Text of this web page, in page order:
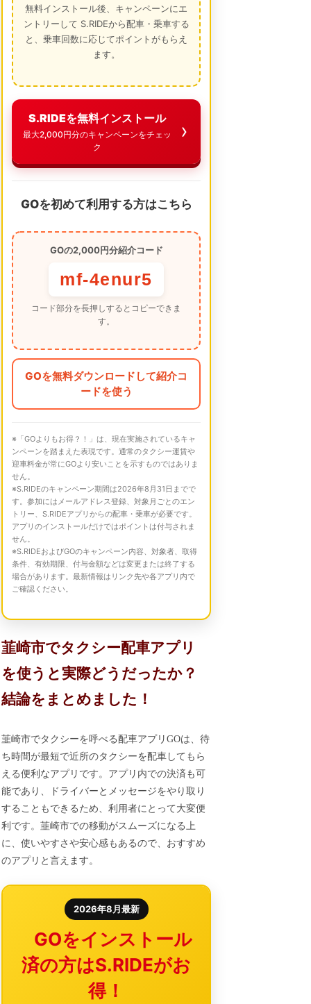
無料インストール後、キャンペーンにエ
ントリーして S.RIDEから配車・乗車する
と、乗車回数に応じてポイントがもらえ
ます。
S.RIDEを無料インストール
最大2,000円分のキャンペーンをチェッ
ク
GOを初めて利用する方はこちら
GOの2,000円分紹介コード
mf-4enur5
コード部分を長押しするとコピーできま
す。
GOを無料ダウンロードして紹介コ
ードを使う
※「GOよりもお得？！」は、現在実施されているキャ
ンペーンを踏まえた表現です。通常のタクシー運賃や
迎車料金が常にGOより安いことを示すものではありま
せん。
※S.RIDEのキャンペーン期間は2026年8月31日までで
す。参加にはメールアドレス登録、対象月ごとのエン
トリー、S.RIDEアプリからの配車・乗車が必要です。
アプリのインストールだけではポイントは付与されま
せん。
※S.RIDEおよびGOのキャンペーン内容、対象者、取得
条件、有効期限、付与金額などは変更または終了する
場合があります。最新情報はリンク先や各アプリ内で
ご確認ください。
韮崎市でタクシー配車アプリ
を使うと実際どうだったか？
結論をまとめました！
韮崎市でタクシーを呼べる配車アプリGOは、待
ち時間が最短で近所のタクシーを配車してもら
える便利なアプリです。アプリ内での決済も可
能であり、ドライバーとメッセージをやり取り
することもできるため、利用者にとって大変便
利です。韮崎市での移動がスムーズになる上
に、使いやすさや安心感もあるので、おすすめ
のアプリと言えます。
2026年8月最新
GOをインストール
済の方はS.RIDEがお
得！